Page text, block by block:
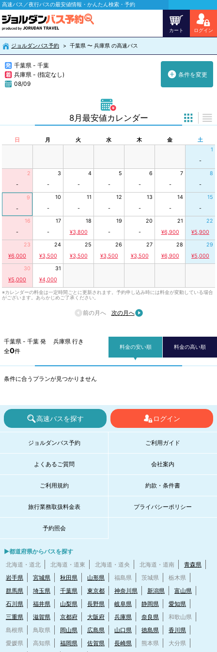
高速バス／夜行バスの最安値情報・かんたん検索・予約
カート ログイン
ジョルダンバス予約 千葉県 〜 兵庫県 の高速バス
千葉県 - 千葉
兵庫県 - (指定なし)
08/09
条件を変更
8月最安値カレンダー
日 月 火 水 木 金
土
1
-
2
-
3
-
4
-
5
-
6
-
7
-
8
-
9
-
10
-
11
-
12
-
13
-
14
-
15
-
16
-
17
-
18
¥3,800
19
-
20
-
21
¥6,900
22
¥5,900
23
¥6,000
24
¥3,500
25
¥3,500
26
¥3,500
27
¥3,500
28
¥6,900
29
¥5,000
30
¥5,000
31
¥4,000
※カレンダーの料金は一定時間ごとに更新されます。予約申し込み時には料金が変動している場合
がございます。あらかじめご了承ください。
前の月へ 次の月へ
千葉県 - 千葉 発 兵庫県 行き
全0件
料金の安い順 料金の高い順
条件に合うプランが見つかりません
高速バスを探す ログイン
ジョルダンバス予約 ご利用ガイド
よくあるご質問 会社案内
ご利用規約 約款・条件書
旅行業務取扱料金表 プライバシーポリシー
予約照会
▶都道府県からバスを探す
北海道・道北
北海道・道東 北海道・道央 北海道・道南
青森県
岩手県
宮城県 秋田県 山形県 福島県 茨城県
栃木県
群馬県
埼玉県 千葉県 東京都 神奈川県 新潟県
富山県
石川県
福井県 山梨県 長野県 岐阜県 静岡県
愛知県
三重県
滋賀県 京都府 大阪府 兵庫県 奈良県
和歌山県
島根県
鳥取県 岡山県 広島県 山口県 徳島県
香川県
愛媛県
高知県 福岡県 佐賀県 長崎県 熊本県 大分県